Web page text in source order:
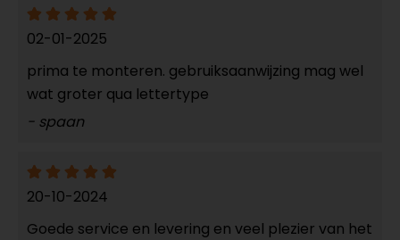
02-01-2025
prima te monteren. gebruiksaanwijzing mag wel
wat groter qua lettertype
- spaan
20-10-2024
Goede service en levering en veel plezier van het